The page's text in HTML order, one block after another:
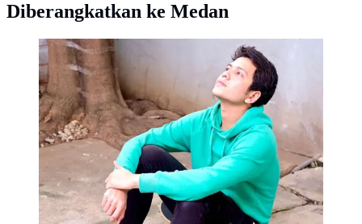
Diberangkatkan ke Medan